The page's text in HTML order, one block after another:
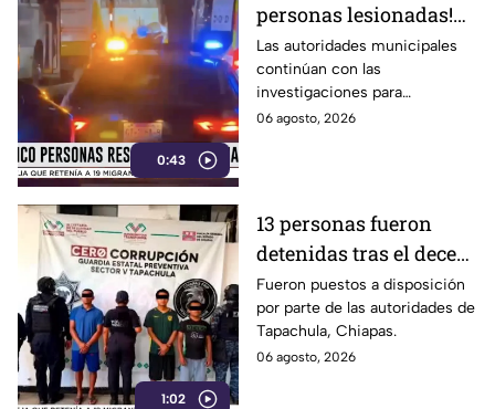
0:43
personas lesionadas!
Esto sabemos sobre el
estado de salud de los
afectados en la
Estación Delta en León
Las autoridades municipales
continúan con las
investigaciones para
esclarecer el hecho.
06 agosto, 2026
1:02
13 personas fueron
detenidas tras el deceso
de un menor; esto
sabemos
Fueron puestos a disposición
por parte de las autoridades de
Tapachula, Chiapas.
06 agosto, 2026